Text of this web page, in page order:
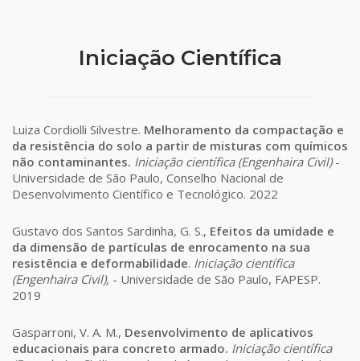
Iniciação Científica
Luiza Cordiolli Silvestre. Melhoramento da compactação e
da resistência do solo a partir de misturas com químicos
não contaminantes. Iniciação científica (Engenhaira Civil)-
Universidade de São Paulo, Conselho Nacional de
Desenvolvimento Científico e Tecnológico. 2022
Gustavo dos Santos Sardinha, G. S., Efeitos da umidade e
da dimensão de partículas de enrocamento na sua
resistência e deformabilidade. Iniciação científica
(Engenhaira Civil), - Universidade de São Paulo, FAPESP.
2019
Gasparroni, V. A. M., Desenvolvimento de aplicativos
educacionais para concreto armado. Iniciação científica